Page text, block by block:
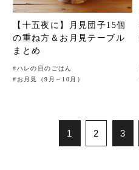
【十五夜に】月見団子15個
の重ね方＆お月見テーブル
まとめ
#ハレの日のごはん
# お月見（9月～10月）
1 2 3